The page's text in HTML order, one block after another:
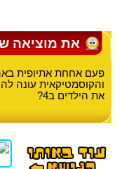
את מוציאה
פעם אחחת אתיופית
והקוסמטיקאית עונה
את הילדים ב4?